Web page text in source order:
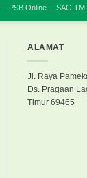
PSB Online SAG TMI
ALAMAT
Jl. Raya
Ds. Pragaan
Timur 69465